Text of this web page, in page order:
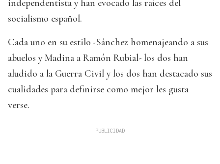
independentista y han evocado las raíces del
socialismo español.
Cada uno en su estilo -Sánchez homenajeando a sus
abuelos y Madina a Ramón Rubial- los dos han
aludido a la Guerra Civil y los dos han destacado sus
cualidades para definirse como mejor les gusta
verse.